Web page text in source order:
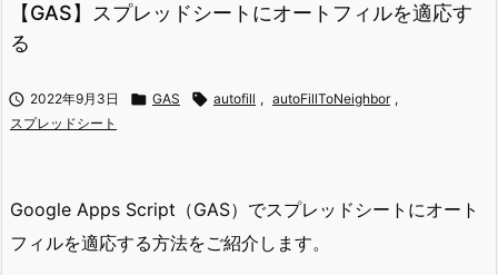
【GAS】スプレッドシートにオートフィルを適応す
る
 2022年9月3日  GAS  autofill , autoFillToNeighbor ,
スプレッドシート
Google Apps Script（GAS）でスプレッドシートにオート
フィルを適応する方法をご紹介します。